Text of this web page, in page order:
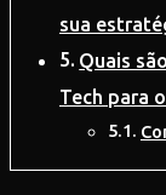
sua
Quais
Tech para